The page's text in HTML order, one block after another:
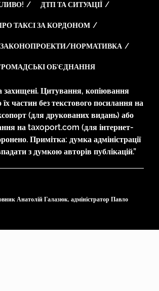
ДТП ТА СИТУАЦІЇ
ТАКСІ ЗА КОРДОНОМ
НОРМАТИВКА
ОБ’ЄДНАННЯ
захищені. Цитування, копіювання
їх частин без текстового посилання на
(для друкованих видань) або
на taxoport.com (для інтернет-
Примітка: думка адміністрації
з думкою авторів публікацій.”
Анатолій Галазюк, адміністратор Павло